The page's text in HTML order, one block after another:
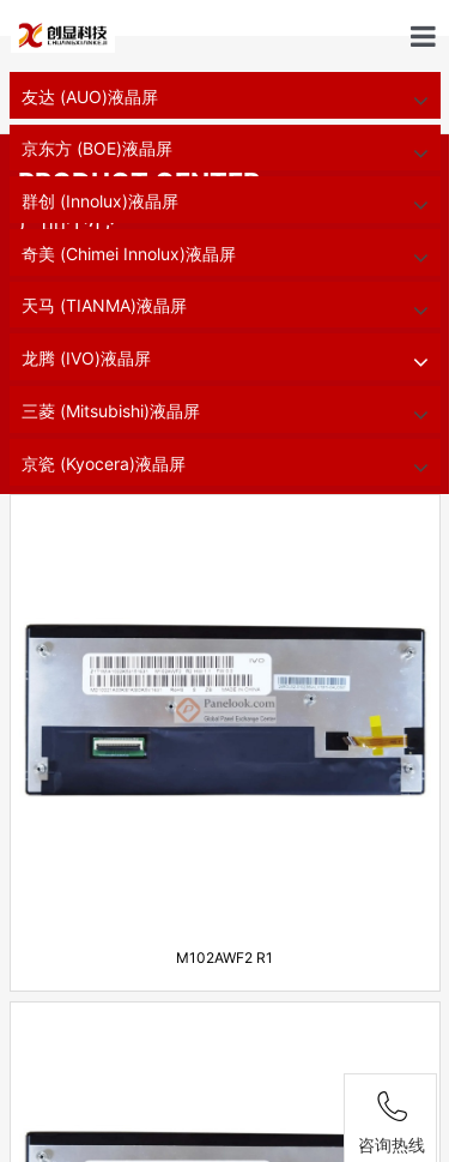
新闻中
面板选
经典案
解决方
联系我
咨询热线
首页 10.2寸
PRODUCT CENTER
产品中心
友达 (AUO)液晶屏
京东方 (BOE)液晶屏
群创 (Innolux)液晶屏
奇美 (Chimei Innolux)液晶屏
天马 (TIANMA)液晶屏
龙腾 (IVO)液晶屏
三菱 (Mitsubishi)液晶屏
京瓷 (Kyocera)液晶屏
电容触摸屏
工业驱动板及线材
M102AWF2 R1